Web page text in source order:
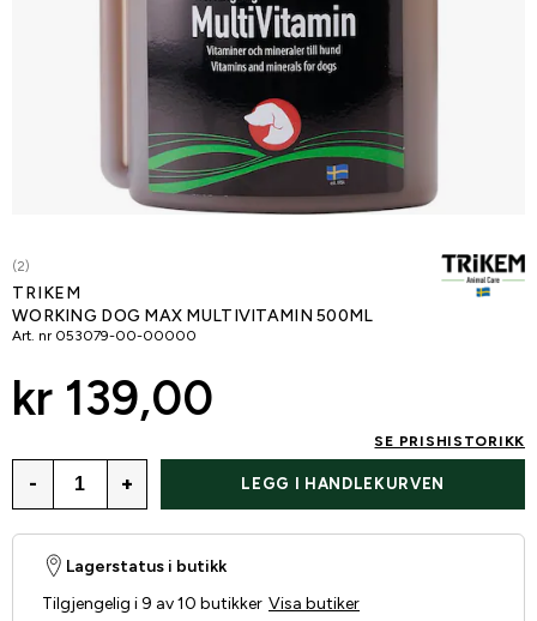
(2)
TRIKEM
WORKING DOG MAX MULTIVITAMIN 500ML
Art. nr 053079-00-00000
kr 139,00
SE PRISHISTORIKK
- + LEGG I HANDLEKURVEN
Lagerstatus i butikk
Tilgjengelig i 9 av 10 butikker Visa butiker